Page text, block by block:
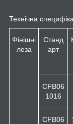
Технічна
Фінішні
леза
Станд
арт
CFB06
1016
CFB06